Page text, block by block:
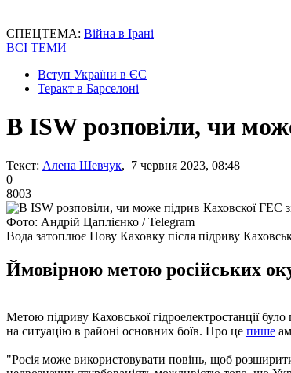
СПЕЦТЕМА: Війна в Ірані
ВСІ ТЕМИ
Вступ України в ЄС
Теракт в Барселоні
В ISW розповіли, чи
Текст: Алена Шевчук, 7 червня 2023, 08:48
0
8003
Фото: Андрій Цаплієнко / Telegram
Вода затоплює Нову Каховку після підриву
Ймовірною метою російських
Метою підриву Каховської гідроелектростанції
на ситуацію в районі основних боїв. Про це пише
"Росія може використовувати повінь, щоб